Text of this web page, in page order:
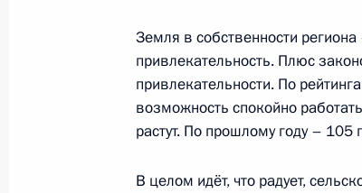
16 января, пятница
Совещание по вопросам
Земля в собственности
привлекательность. Плюс
привлекательности. По
возможность спокойно
растут. По прошлому году – 105
В целом идёт, что радует,